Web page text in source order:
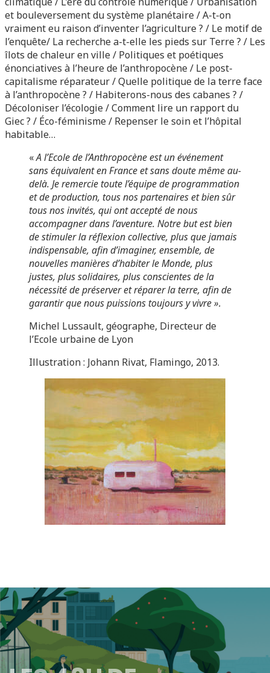
et bouleversement du système planétaire / A-t-on
vraiment eu raison d’inventer l’agriculture ? / Le motif de
l’enquête/ La recherche a-t-elle les pieds sur Terre ? / Les
îlots de chaleur en ville / Politiques et poétiques
énonciatives à l’heure de l’anthropocène / Le post-
capitalisme réparateur / Quelle politique de la terre face
à l’anthropocène ? / Habiterons-nous des cabanes ? /
Décoloniser l’écologie / Comment lire un rapport du
Giec ? / Éco-féminisme / Repenser le soin et l’hôpital
habitable…
«A l’Ecole de l’Anthropocène est un événement
sans équivalent en France et sans doute même au-
delà. Je remercie toute l’équipe de programmation
et de production, tous nos partenaires et bien sûr
tous nos invités, qui ont accepté de nous
accompagner dans l’aventure. Notre but est bien
de stimuler la réflexion collective, plus que jamais
indispensable, afin d’imaginer, ensemble, de
nouvelles manières d’habiter le Monde, plus
justes, plus solidaires, plus conscientes de la
nécessité de préserver et réparer la terre, afin de
garantir que nous puissions toujours y vivre ».
Michel Lussault, géographe, Directeur de
l’Ecole urbaine de Lyon
Illustration : Johann Rivat, Flamingo, 2013.